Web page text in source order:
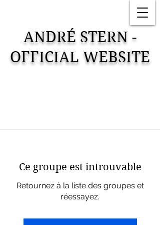
ANDRÉ STERN -
OFFICIAL WEBSITE
Ce groupe est introuvable
Retournez à la liste des groupes et
réessayez.